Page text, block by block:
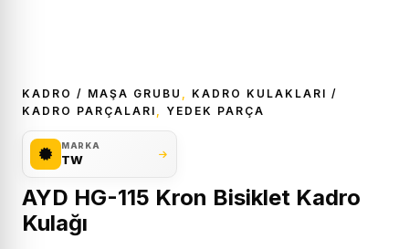
KADRO / MAŞA GRUBU
KADRO KULAKLARI /
KADRO PARÇALARI
YEDEK PARÇA
MARKA
TW
AYD HG-115 Kron Bisiklet Kadro
Kulağı